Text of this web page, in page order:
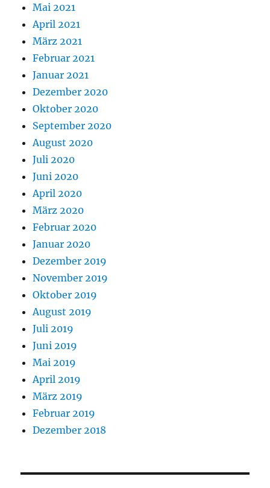
Mai 2021
April 2021
März 2021
Februar 2021
Januar 2021
Dezember 2020
Oktober 2020
September 2020
August 2020
Juli 2020
Juni 2020
April 2020
März 2020
Februar 2020
Januar 2020
Dezember 2019
November 2019
Oktober 2019
August 2019
Juli 2019
Juni 2019
Mai 2019
April 2019
März 2019
Februar 2019
Dezember 2018